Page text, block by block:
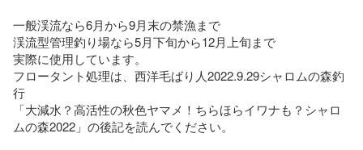
一般渓流なら6月から9月末の禁漁まで
渓流型管理釣り場なら5月下旬から12月上旬まで
実際に使用しています。
フロータント処理は、西洋毛ばり人2022.9.29シャロムの森釣
行
「大減水？高活性の秋色ヤマメ！ちらほらイワナも？シャロ
ムの森2022」の後記を読んでください。